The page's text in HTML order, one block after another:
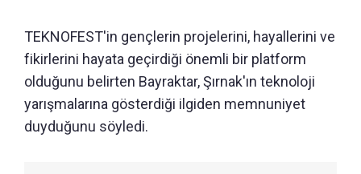
TEKNOFEST'in gençlerin projelerini, hayallerini ve
fikirlerini hayata geçirdiği önemli bir platform
olduğunu belirten Bayraktar, Şırnak'ın teknoloji
yarışmalarına gösterdiği ilgiden memnuniyet
duyduğunu söyledi.